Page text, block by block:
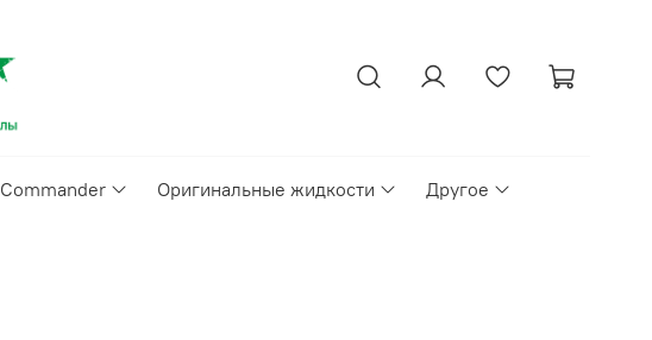
Commander Оригинальные жидкости Другое